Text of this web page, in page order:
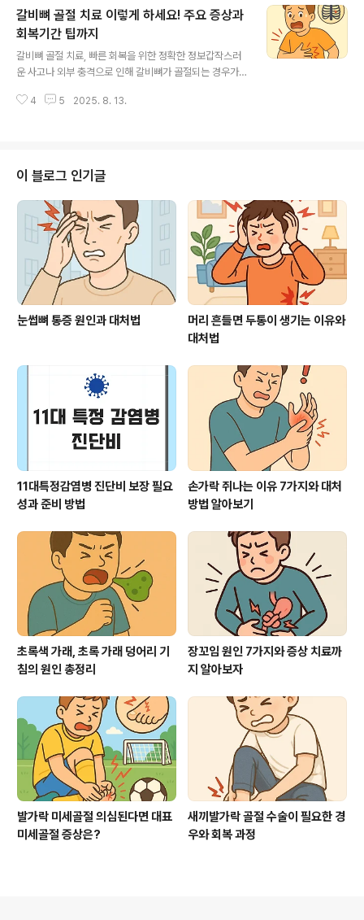
릴게요. 뇌경색 치료, 어떻게 진행되나요?정맥 내 혈전용해
제 투여: 발병 4.5시간 이내에는 약물로 막힌 혈관을 뚫는
시도가 이루어져요.항응고제 및 항혈소판제 복용: 혈액이
응고되지 않도록 해 뇌 손상을 최소화해요.뇌압 조절: 심한
경우 뇌압 상승을 막기 위해 약물 치료 또는 수술이 병행돼
요.물리치료 병행: 조기 재활치료가 뇌경색 후유증을 줄이
갈비뼈 골절 치료 이렇게 하세요! 주요 증상과
회복기간 팁까지
갈비뼈 골절 치료, 빠른 회복을 위한 정확한 정보갑작스러
운 사고나 외부 충격으로 인해 갈비뼈가 골절되는 경우가
등이 원인이 되며, 적절한 갈비뼈 골절 치료가 이뤄지지 않
알려드릴게요. 갈비뼈 골절 증상, 어떻게 나타날까요?통증:
숨을 쉴 때, 기침하거나 웃을 때 갈비뼈 주변이 아파요.멍과
부기: 피부 겉으로 멍이 들거나 붓는 갈비뼈 골절 증상이 나
타날 수 있어요.호흡 곤란: 통증으로 인해 깊은 호흡이 어려
워져요.자세에 따른 불편감: 누워 있거나 자세를 바꿀 때 통
증이 더 ..
4 5 2025. 8. 13.
이 블로그 인기글
눈썹뼈 통증 원인과 대처법
머리 흔들면 두통이 생기는 이유와
대처법
11대특정감염병 진단비 보장 필요
성과 준비 방법
손가락 쥐나는 이유 7가지와 대처
방법 알아보기
초록색 가래, 초록 가래 덩어리 기
침의 원인 총정리
장꼬임 원인 7가지와 증상 치료까
지 알아보자
발가락 미세골절 의심된다면 대표
미세골절 증상은?
새끼발가락 골절 수술이 필요한 경
우와 회복 과정